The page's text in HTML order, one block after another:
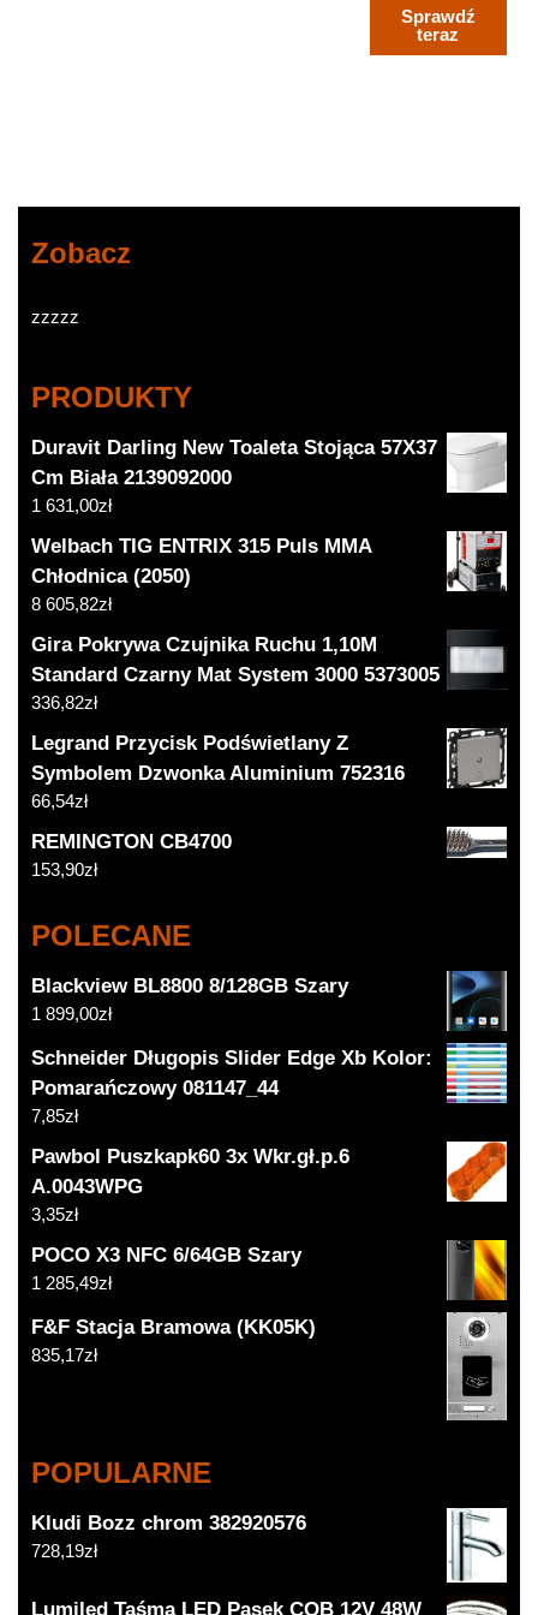
Sprawdź
teraz
Zobacz
zzzzz
PRODUKTY
Duravit Darling New Toaleta Stojąca 57X37
Cm Biała 2139092000
1 631,00zł
Welbach TIG ENTRIX 315 Puls MMA
Chłodnica (2050)
8 605,82zł
Gira Pokrywa Czujnika Ruchu 1,10M
Standard Czarny Mat System 3000 5373005
336,82zł
Legrand Przycisk Podświetlany Z
Symbolem Dzwonka Aluminium 752316
66,54zł
REMINGTON CB4700
153,90zł
POLECANE
Blackview BL8800 8/128GB Szary
1 899,00zł
Schneider Długopis Slider Edge Xb Kolor:
Pomarańczowy 081147_44
7,85zł
Pawbol Puszkapk60 3x Wkr.gł.p.6
A.0043WPG
3,35zł
POCO X3 NFC 6/64GB Szary
1 285,49zł
F&F Stacja Bramowa (KK05K)
835,17zł
POPULARNE
Kludi Bozz chrom 382920576
728,19zł
Lumiled Taśma LED Pasek COB 12V 48W